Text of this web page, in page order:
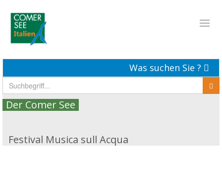
Was suchen Sie ?
Der Comer See
Festival Musica sull Acqua